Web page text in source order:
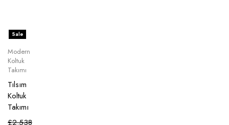
Sale
Modern
Koltuk
Takımı
Tılsım
Koltuk
Takımı
£2.538